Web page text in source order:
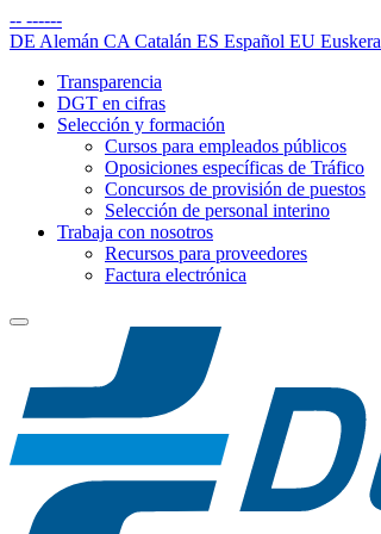
-- ------
DE Alemán CA Catalán ES Español EU Euskera
Transparencia
DGT en cifras
Selección y formación
Cursos para empleados públicos
Oposiciones específicas de Tráfico
Concursos de provisión de puestos
Selección de personal interino
Trabaja con nosotros
Recursos para proveedores
Factura electrónica